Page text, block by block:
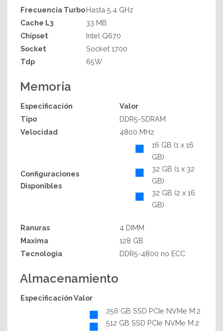
Frecuencia TurboHasta 5.4 GHz
Cache L3
33 MB
Chipset
Intel Q670
Socket
Socket 1700
Tdp
65W
Memoria
Especificación
Valor
Tipo
DDR5-SDRAM
Velocidad
4800 MHz
Configuraciones
Disponibles
16 GB (1 x 16
GB)
32 GB (1 x 32
GB)
32 GB (2 x 16
GB)
Ranuras
4 DIMM
Maxima
128 GB
Tecnologia
DDR5-4800 no ECC
Almacenamiento
EspecificaciónValor
256 GB SSD PCIe NVMe M.2
512 GB SSD PCIe NVMe M.2